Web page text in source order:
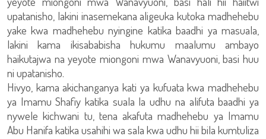
upatanisho, lakini inasemekana aligeuka kutoka madhehebu
yake kwa madhehebu nyingine katika baadhi ya masuala,
lakini kama ikisababisha hukumu maalumu ambayo
haikutajwa na yeyote miongoni mwa Wanavyuoni, basi huu
ni upatanisho.
Hivyo, kama akichanganya kati ya kufuata kwa madhehebu
ya Imamu Shafiy katika suala la udhu na alifuta baadhi ya
nywele kichwani tu, tena akafuta madhehebu ya Imamu
Abu Hanifa katika usahihi wa sala kwa udhu hii bila kumtuliza